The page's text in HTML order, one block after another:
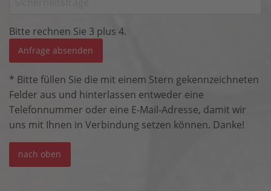
Bitte rechnen Sie 3 plus 4.
Anfrage absenden
* Bitte füllen Sie die mit einem Stern gekennzeichneten
Felder aus und hinterlassen entweder eine
Telefonnummer oder eine E-Mail-Adresse, damit wir
uns mit Ihnen in Verbindung setzen können. Danke!
nach oben